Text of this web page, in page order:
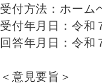
受付方法：ホーム
受付年月日：令和
回答年月日：令
＜意見要旨＞